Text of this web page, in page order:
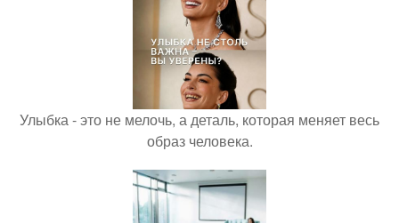
Улыбка - это не мелочь, а деталь, которая меняет весь
образ человека.